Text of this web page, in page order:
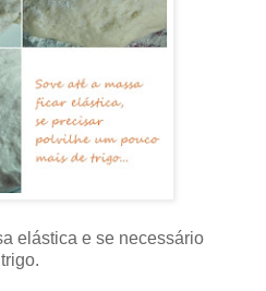
elástica e se necessário